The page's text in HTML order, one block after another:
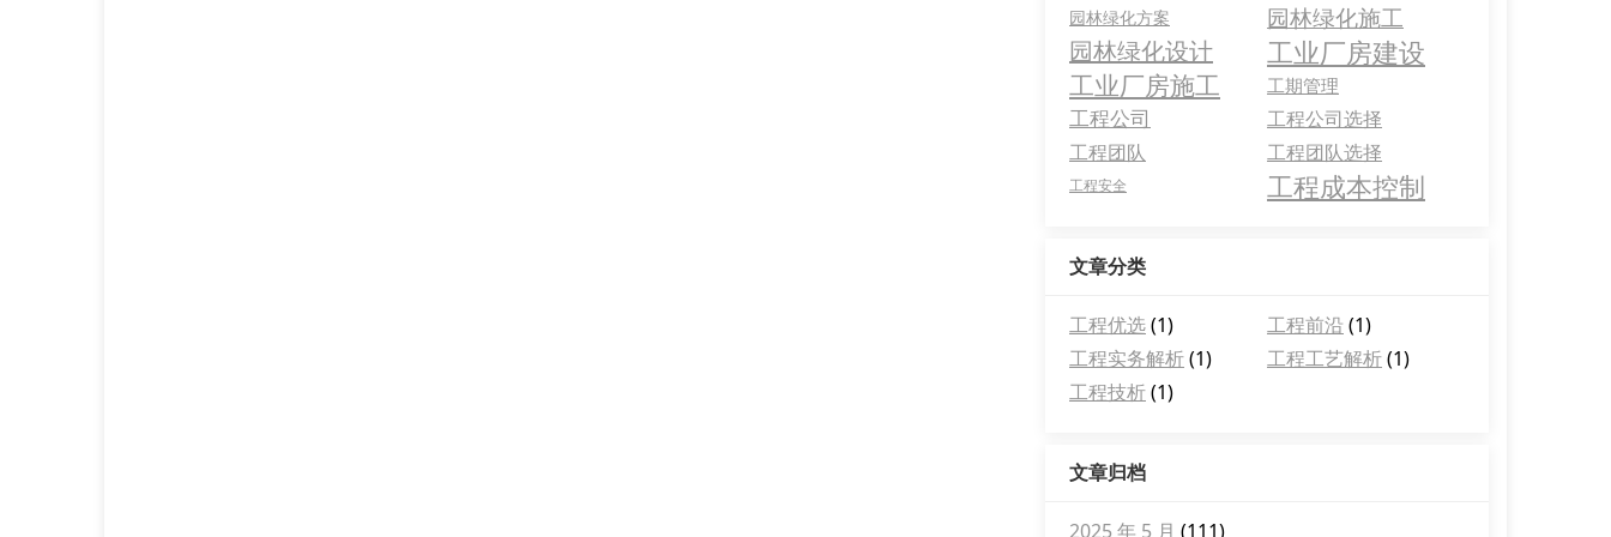
园林绿化方案 园林绿化施工
园林绿化设计 工业厂房建设
工业厂房施工 工期管理
工程公司
工程公司选择
工程团队
工程团队选择
工程安全 工程成本控制
文章分类
工程优选(1) 工程前沿 (1)
工程实务解析(1) 工程工艺解析(1)
工程技析(1)
文章归档
2025 年 5 月 (111)